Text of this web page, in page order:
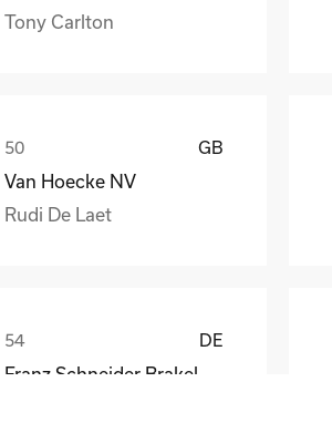
Tony Carlton
GB
Van Hoecke NV
Rudi De Laet
DE